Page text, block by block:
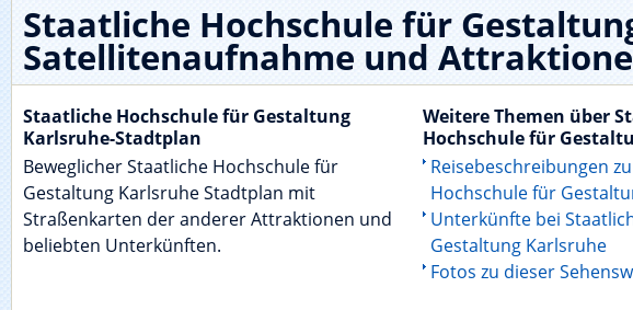
Staatliche Hochschule für
Satellitenaufnahme und
Staatliche Hochschule für Gestaltung
Karlsruhe-Stadtplan
Beweglicher Staatliche Hochschule für
Gestaltung Karlsruhe Stadtplan mit
Straßenkarten der anderer Attraktionen und
beliebten Unterkünften.
Weitere Themen über
Hochschule für
Reisebeschreibungen
Hochschule für
Unterkünfte bei
Gestaltung Karlsruhe
Fotos zu dieser